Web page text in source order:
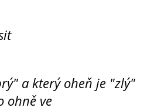
a který oheň je "zlý"
ohně ve